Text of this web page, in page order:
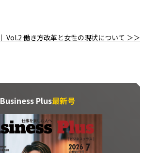
｜ Vol.2 働き方改革と女性の現状について ＞＞
Business Plus最新号